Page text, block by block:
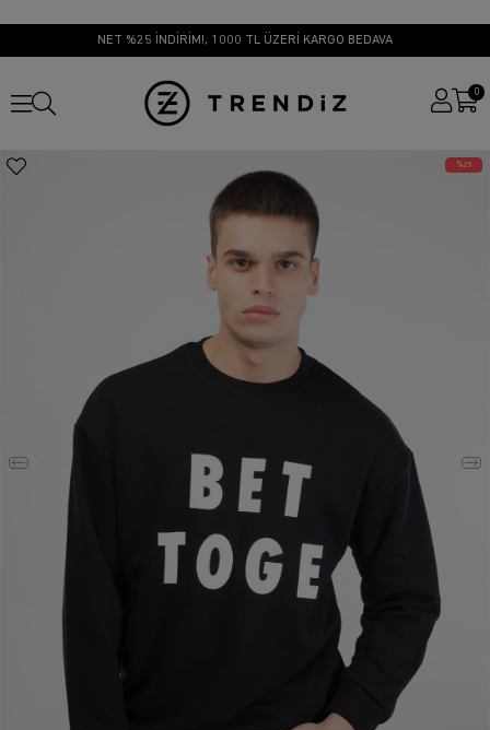
NET %25 İNDİRİM!, 1000 TL ÜZERİ KARGO BEDAVA
0
25